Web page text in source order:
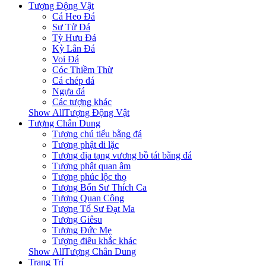
Tượng Động Vật
Cá Heo Đá
Sư Tử Đá
Tỳ Hưu Đá
Kỳ Lân Đá
Voi Đá
Cóc Thiềm Thừ
Cá chép đá
Ngựa đá
Các tượng khác
Show AllTượng Động Vật
Tượng Chân Dung
Tượng chú tiểu bằng đá
Tượng phật di lặc
Tượng địa tạng vương bồ tát bằng đá
Tượng phật quan âm
Tượng phúc lộc thọ
Tượng Bổn Sư Thích Ca
Tượng Quan Công
Tượng Tổ Sư Đạt Ma
Tượng Giêsu
Tượng Đức Mẹ
Tượng điêu khắc khác
Show AllTượng Chân Dung
Trang Trí